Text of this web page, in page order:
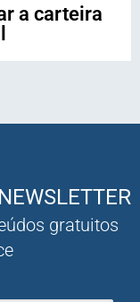
a carteira
gratuitos